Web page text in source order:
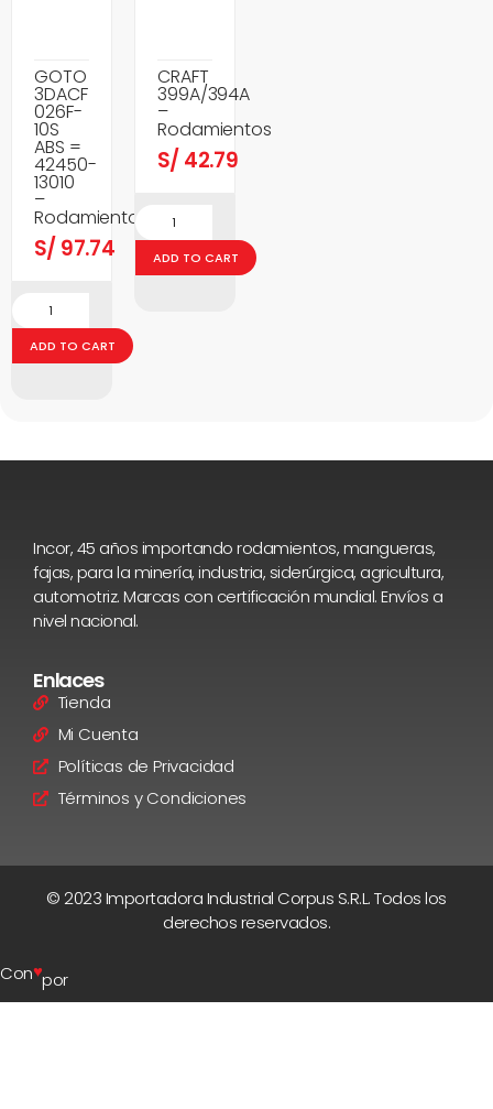
GOTO
3DACF
026F-
10S
ABS =
42450-
13010
–
Rodamientos
S/ 97.74
ADD TO CART
CRAFT
399A/394A
–
Rodamientos
S/ 42.79
ADD TO CART
Incor, 45 años importando rodamientos, mangueras,
fajas, para la minería, industria, siderúrgica, agricultura,
automotriz. Marcas con certificación mundial. Envíos a
nivel nacional.
Enlaces
Tienda
Mi Cuenta
Políticas de Privacidad
Términos y Condiciones
© 2023 Importadora Industrial Corpus S.R.L. Todos los
derechos reservados.
Con♥por